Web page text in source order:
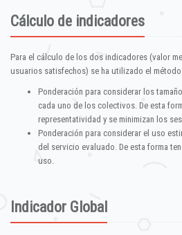
Cálculo de indicadores
Para el cálculo de los dos indicadores (valor
usuarios satisfechos) se ha utilizado el
Ponderación para considerar los
cada uno de los colectivos. De esta
representatividad y se minimizan los
Ponderación para considerar el uso
del servicio evaluado. De esta forma
uso.
Indicador Global